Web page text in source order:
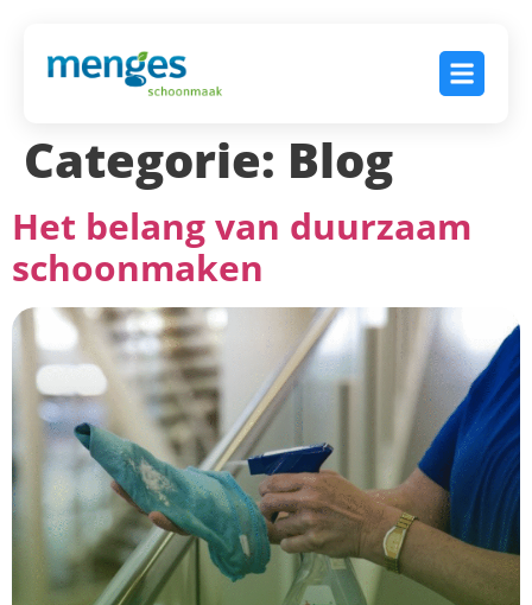
Categorie: Blog
Het belang van duurzaam
schoonmaken